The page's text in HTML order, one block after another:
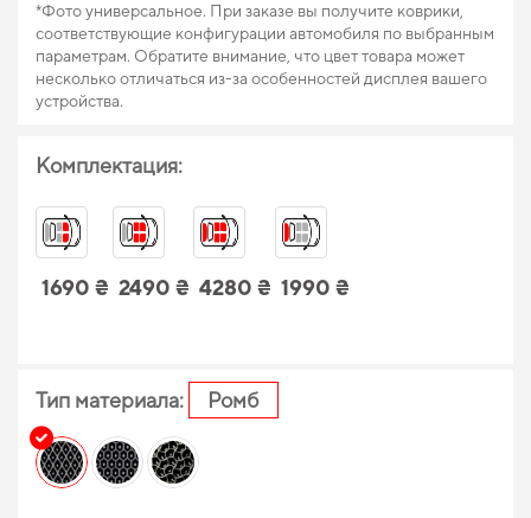
*Фото универсальное. При заказе вы получите коврики,
соответствующие конфигурации автомобиля по выбранным
параметрам. Обратите внимание, что цвет товара может
несколько отличаться из-за особенностей дисплея вашего
устройства.
Комплектация:
1690 ₴ 2490 ₴ 4280 ₴ 1990 ₴
Тип материала: Ромб